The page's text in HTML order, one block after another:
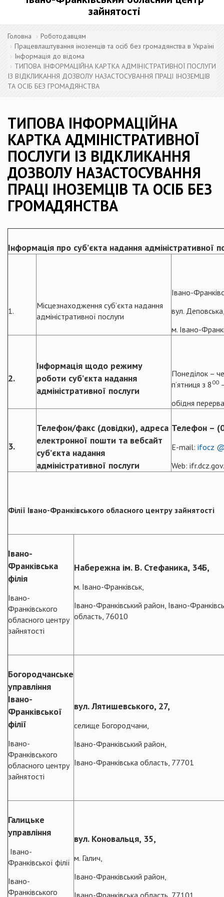
зайнятості
Головна
Роботодавцям
Працевлаштування іноземців та осіб без громадянства в Україні
Інформація до відома
ТИПОВА ІНФОРМАЦІЙНА КАРТКА АДМІНІСТРАТИВНОЇ ПОСЛУГИ
ІЗ ВІДКЛИКАННЯ ДОЗВОЛУ НАЗАСТОСУВАННЯ ПРАЦІ ІНОЗЕМЦІВ
ТА ОСІБ БЕЗ ГРОМАДЯНСТВА
ТИПОВА ІНФОРМАЦІЙНА
КАРТКА АДМІНІСТРАТИВНОЇ
ПОСЛУГИ ІЗ ВІДКЛИКАННЯ
ДОЗВОЛУ НАЗАСТОСУВАННЯ
ПРАЦІ ІНОЗЕМЦІВ ТА ОСІБ БЕЗ
ГРОМАДЯНСТВА
Інформація про суб’єкта надання адміністративної
1.
Місцезнаходження суб’єкта надання
адміністративної послуги
Івано-
вул.
м. Івано-
2.
Інформація щодо режиму
роботи суб’єкта надання
адміністративної послуги
Понеділок –
п’ятниця з 8 00
обідня
3.
Телефон/факс (довідки), адреса
електронної пошти та вебсайт
суб’єкта надання
адміністративної послуги
Телефон –
E-mail: ifocz
Web:
Філії Івано-Франківського обласного центру зайнятості
Івано-
Франківська
філія
Івано-
Франківського
обласного центру
зайнятості
Набережна ім. В. Стефаника, 34Б,
м. Івано-Франківськ,
Івано-Франківський район, Івано-
область, 76010
Богородчанське
управління
Івано-
Франківської
філії
Івано-
Франківського
обласного центру
зайнятості
вул. Лятишевського, 27,
селище Богородчани,
Івано-Франківський район,
Івано-Франківська область, 77701
Галицьке
управління
Івано-
Франківської філії
Івано-
Франківського
вул. Коновальця, 35,
м. Галич,
Івано-Франківський район,
Івано-Франківська область, 77101